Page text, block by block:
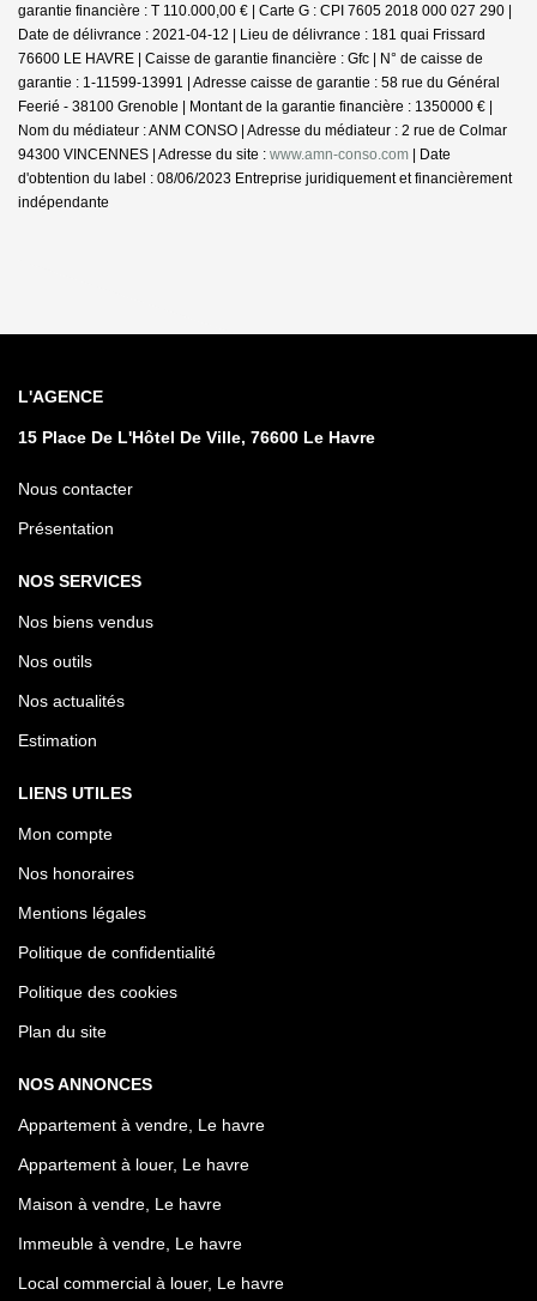
garantie financière : T 110.000,00 € | Carte G : CPI 7605 2018 000 027 290 |
Date de délivrance : 2021-04-12 | Lieu de délivrance : 181 quai Frissard
76600 LE HAVRE | Caisse de garantie financière : Gfc | N° de caisse de
garantie : 1-11599-13991 | Adresse caisse de garantie : 58 rue du Général
Feerié - 38100 Grenoble | Montant de la garantie financière : 1350000 € |
Nom du médiateur : ANM CONSO | Adresse du médiateur : 2 rue de Colmar
94300 VINCENNES | Adresse du site : www.amn-conso.com | Date
d'obtention du label : 08/06/2023 Entreprise juridiquement et financièrement
indépendante
L'AGENCE
15 Place De L'Hôtel De Ville, 76600 Le Havre
Nous contacter
Présentation
NOS SERVICES
Nos biens vendus
Nos outils
Nos actualités
Estimation
LIENS UTILES
Mon compte
Nos honoraires
Mentions légales
Politique de confidentialité
Politique des cookies
Plan du site
NOS ANNONCES
Appartement à vendre, Le havre
Appartement à louer, Le havre
Maison à vendre, Le havre
Immeuble à vendre, Le havre
Local commercial à louer, Le havre